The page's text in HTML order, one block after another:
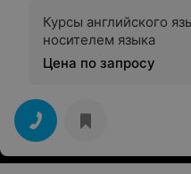
Курсы английского
носителем языка
Цена по запросу